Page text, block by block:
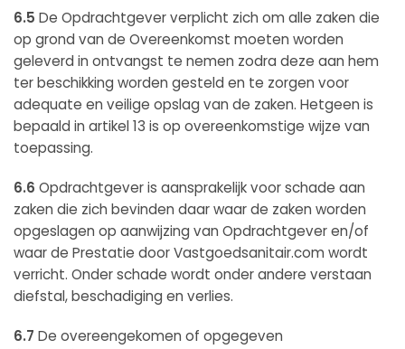
6.5 De Opdrachtgever verplicht zich om alle zaken die
op grond van de Overeenkomst moeten worden
geleverd in ontvangst te nemen zodra deze aan hem
ter beschikking worden gesteld en te zorgen voor
adequate en veilige opslag van de zaken. Hetgeen is
bepaald in artikel 13 is op overeenkomstige wijze van
toepassing.
6.6 Opdrachtgever is aansprakelijk voor schade aan
zaken die zich bevinden daar waar de zaken worden
opgeslagen op aanwijzing van Opdrachtgever en/of
waar de Prestatie door Vastgoedsanitair.com wordt
verricht. Onder schade wordt onder andere verstaan
diefstal, beschadiging en verlies.
6.7 De overeengekomen of opgegeven